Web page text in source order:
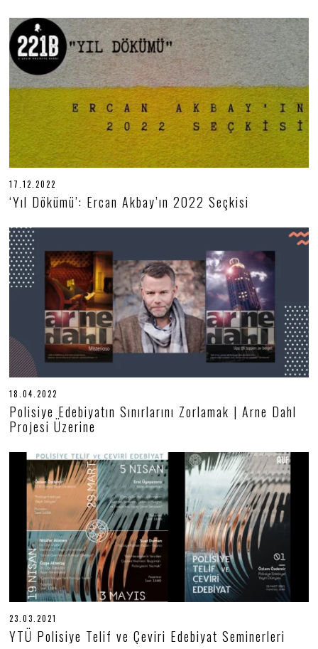
17.12.2022
7
.
2
0
2
2
‘Yıl Dökümü’: Ercan Akbay’ın 2022 Seçkisi
18.04.2022
8
.
0
2
0
2
2
Polisiye Edebiyatın Sınırlarını Zorlamak | Arne Dahl
Projesi Üzerine
23.03.2021
.
YTÜ Polisiye Telif ve Çeviri Edebiyat Seminerleri